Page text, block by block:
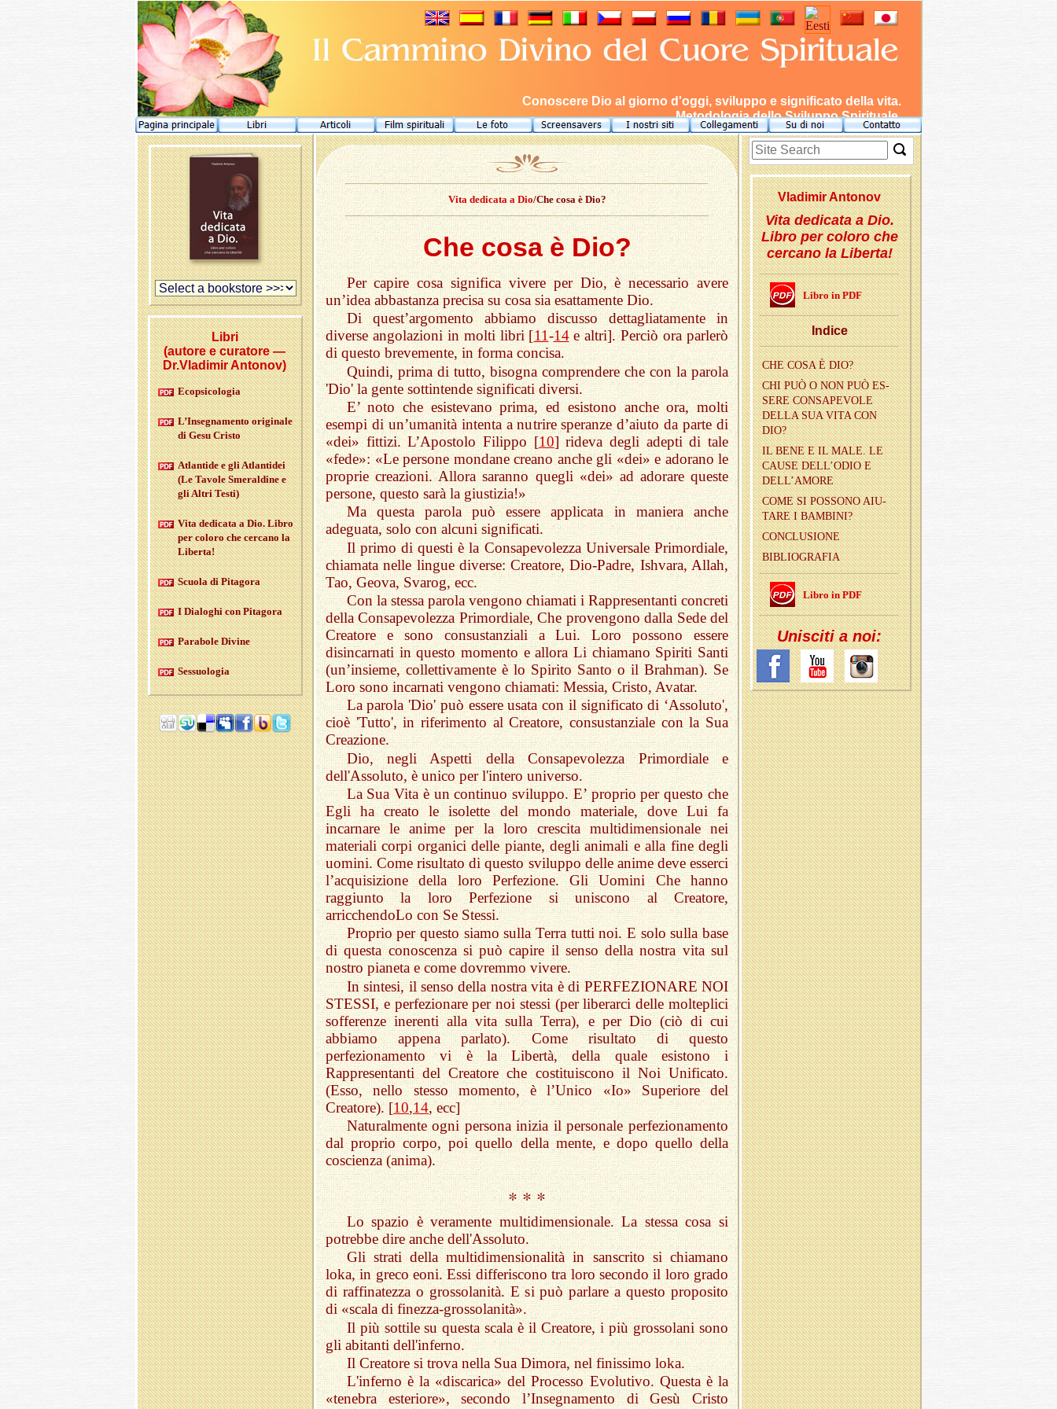
Conoscere Dio al giorno d'oggi, sviluppo e significato della vita.
Metodologia dello Sviluppo Spirituale.
Vita dedicata a Dio/Che cosa è Dio?
Che cosa è Dio?
Per capire cosa significa vivere per Dio, è necessario avere
un’idea abbastanza precisa su cosa sia esattamente Dio.
Di quest’argomento abbiamo discusso dettagliatamente in
diverse angolazioni in molti libri [11-14e altri]. Perciò ora parlerò
di questo brevemente, in forma concisa.
Quindi, prima di tutto, bisogna comprendere che con la parola
'Dio' la gente sottintende significati diversi.
E’ noto che esistevano prima, ed esistono anche ora, molti
esempi di un’umanità intenta a nutrire speranze d’aiuto da parte di
«dei» fittizi. L’Apostolo Filippo [10] rideva degli adepti di tale
«fede»: «Le persone mondane creano anche gli «dei» e adorano le
proprie creazioni. Allora saranno quegli «dei» ad adorare queste
persone, questo sarà la giustizia!»
Ma questa parola può essere applicata in maniera anche
adeguata, solo con alcuni significati.
Il primo di questi è la Consapevolezza Universale Primordiale,
chiamata nelle lingue diverse: Creatore, Dio-Padre, Ishvara, Allah,
Tao, Geova, Svarog, ecc.
Con la stessa parola vengono chiamati i Rappresentanti concreti
della Consapevolezza Primordiale, Che provengono dalla Sede del
Creatore e sono consustanziali a Lui. Loro possono essere
disincarnati in questo momento e allora Li chiamano Spiriti Santi
(un’insieme, collettivamente è lo Spirito Santo o il Brahman). Se
Loro sono incarnati vengono chiamati: Messia, Cristo, Avatar.
La parola 'Dio' può essere usata con il significato di ‘Assoluto',
cioè 'Tutto', in riferimento al Creatore, consustanziale con la Sua
Creazione.
Dio, negli Aspetti della Consapevolezza Primordiale e
dell'Assoluto, è unico per l'intero universo.
La Sua Vita è un continuo sviluppo. E’ proprio per questo che
Egli ha creato le isolette del mondo materiale, dove Lui fa
incarnare le anime per la loro crescita multidimensionale nei
materiali corpi organici delle piante, degli animali e alla fine degli
uomini. Come risultato di questo sviluppo delle anime deve esserci
l’acquisizione della loro Perfezione. Gli Uomini Che hanno
raggiunto la loro Perfezione si uniscono al Creatore,
arricchendoLo con Se Stessi.
Proprio per questo siamo sulla Terra tutti noi. E solo sulla base
di questa conoscenza si può capire il senso della nostra vita sul
nostro pianeta e come dovremmo vivere.
In sintesi, il senso della nostra vita è di PERFEZIONARE NOI
STESSI, e perfezionare per noi stessi (per liberarci delle molteplici
sofferenze inerenti alla vita sulla Terra), e per Dio (ciò di cui
abbiamo appena parlato). Come risultato di questo
perfezionamento vi è la Libertà, della quale esistono i
Rappresentanti del Creatore che costituiscono il Noi Unificato.
(Esso, nello stesso momento, è l’Unico «Io» Superiore del
Creatore). [10,14, ecc]
Naturalmente ogni persona inizia il personale perfezionamento
dal proprio corpo, poi quello della mente, e dopo quello della
coscienza (anima).
* * *
Lo spazio è veramente multidimensionale. La stessa cosa si
potrebbe dire anche dell'Assoluto.
Gli strati della multidimensionalità in sanscrito si chiamano
loka, in greco eoni. Essi differiscono tra loro secondo il loro grado
di raffinatezza o grossolanità. E si può parlare a questo proposito
di «scala di finezza-grossolanità».
Il più sottile su questa scala è il Creatore, i più grossolani sono
gli abitanti dell'inferno.
Il Creatore si trova nella Sua Dimora, nel finissimo loka.
L'inferno è la «discarica» del Processo Evolutivo. Questa è la
«tenebra esteriore», secondo l’Insegnamento di Gesù Cristo
Vla­di­mir An­to­nov
Vita dedicata a Dio.
Libro per coloro che
cercano la Liberta!
Libro in PDF
In­di­ce
CHE COSA È DIO?
CHI PUÒ O NON PUÒ ES­
SE­RE CON­SA­PE­VO­LE
DELLA SUA VITA CON
DIO?
IL BENE E IL MALE. LE
CAUSE DEL­L’O­DIO E
DEL­L’A­MO­RE
COME SI POS­SO­NO AIU­
TA­RE I BAM­BI­NI?
CON­CLU­SIO­NE
BI­BLIO­GRA­FIA
Libro in PDF
Uni­sci­ti a noi:
Libri
(autore e curatore —
Dr.Vladimir Antonov)
Eco­psi­co­lo­gia
L’In­se­gna­men­to ori­gi­na­le
di Gesu Cri­sto
Atlan­ti­de e gli Atlan­tidei
(Le Ta­vo­le Sme­ral­dine e
gli Altri Testi)
Vita de­di­ca­ta a Dio. Libro
per co­lo­ro che cer­ca­no la
Li­ber­ta!
Scuo­la di Pi­ta­go­ra
I Dia­lo­ghi con Pi­ta­go­ra
Pa­ra­bo­le Di­vi­ne
Ses­suo­lo­gia